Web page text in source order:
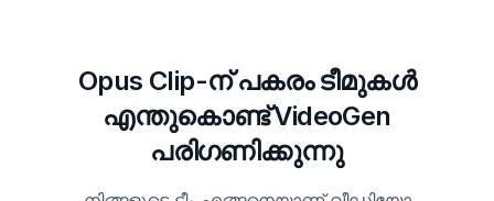
Opus Clip-ന് പകരം ടീമുകൾ
എന്തുകൊണ്ട് VideoGen
പരിഗണിക്കുന്നു